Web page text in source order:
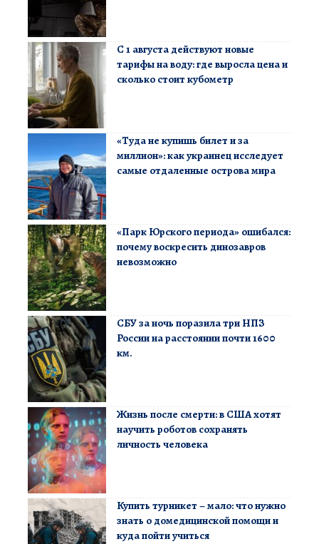
С 1 августа действуют новые
тарифы на воду: где выросла цена и
сколько стоит кубометр
«Туда не купишь билет и за
миллион»: как украинец исследует
самые отдаленные острова мира
«Парк Юрского периода» ошибался:
почему воскресить динозавров
невозможно
СБУ за ночь поразила три НПЗ
России на расстоянии почти 1600
км.
Жизнь после смерти: в США хотят
научить роботов сохранять
личность человека
Купить турникет – мало: что нужно
знать о домедицинской помощи и
куда пойти учиться